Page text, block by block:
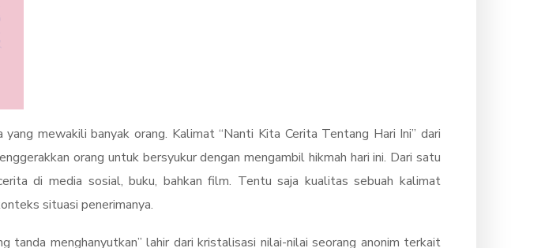
mewakili banyak orang. Kalimat “Nanti Kita Cerita Tentang Hari Ini” dari
orang untuk bersyukur dengan mengambil hikmah hari ini. Dari satu
di media sosial, buku, bahkan film. Tentu saja kualitas sebuah kalimat
situasi penerimanya.
tanda menghanyutkan” lahir dari kristalisasi nilai-nilai seorang anonim terkait